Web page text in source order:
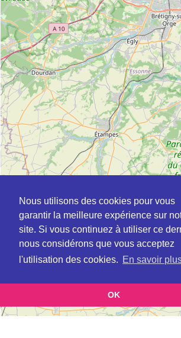
Nous utilisons des cookies pour vous
garantir la meilleure expérience sur
site. Si vous continuez à utiliser ce
nous considérons que vous acceptez
l'utilisation des cookies. En savoir
OK